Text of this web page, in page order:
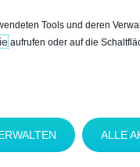
Tools und deren
aufrufen oder auf die
ALLE